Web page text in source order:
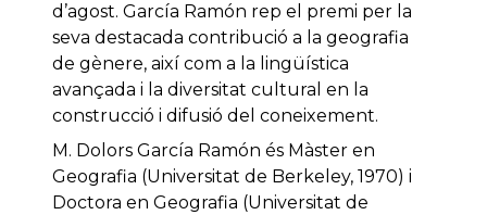
d’agost. García Ramón rep el premi per la
seva destacada contribució a la geografia
de gènere, així com a la lingüística
avançada i la diversitat cultural en la
construcció i difusió del coneixement.
M. Dolors García Ramón és Màster en
Geografia (Universitat de Berkeley, 1970) i ​​
Doctora en Geografia (Universitat de